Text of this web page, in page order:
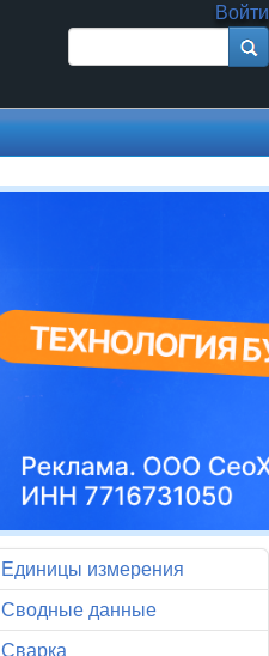
Войти
Форма поиска
Единицы измерения
Сводные данные
Сварка